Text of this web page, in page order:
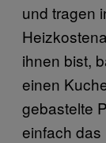
und tragen
ihnen bist,
einen
gebastelte
einfach das